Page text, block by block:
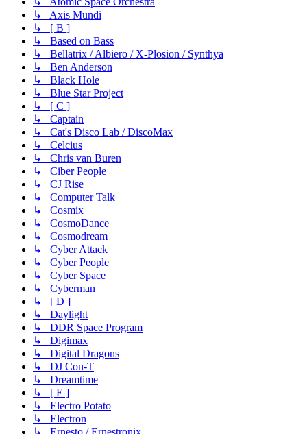
↳ Axis Mundi
↳ [ B ]
↳ Based on Bass
↳ Bellatrix / Albiero / X-Plosion / Synthya
↳ Ben Anderson
↳ Black Hole
↳ Blue Star Project
↳ [ C ]
↳ Captain
↳ Cat's Disco Lab / DiscoMax
↳ Celcius
↳ Chris van Buren
↳ Ciber People
↳ CJ Rise
↳ Computer Talk
↳ Cosmix
↳ CosmoDance
↳ Cosmodream
↳ Cyber Attack
↳ Cyber People
↳ Cyber Space
↳ Cyberman
↳ [ D ]
↳ Daylight
↳ DDR Space Program
↳ Digimax
↳ Digital Dragons
↳ DJ Con-T
↳ Dreamtime
↳ [ E ]
↳ Electro Potato
↳ Electron
↳ Ernesto / Ernestronix